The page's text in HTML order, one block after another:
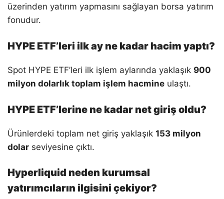
üzerinden yatırım yapmasını sağlayan borsa yatırım
fonudur.
HYPE ETF’leri ilk ay ne kadar hacim yaptı?
Spot HYPE ETF’leri ilk işlem aylarında yaklaşık 900
milyon dolarlık toplam işlem hacmine ulaştı.
HYPE ETF’lerine ne kadar net giriş oldu?
Ürünlerdeki toplam net giriş yaklaşık 153 milyon
dolar seviyesine çıktı.
Hyperliquid neden kurumsal
yatırımcıların ilgisini çekiyor?